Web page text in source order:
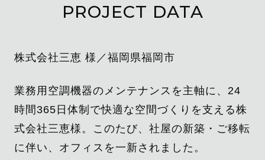
PROJECT DATA
株式会社三恵 様／福岡県福岡市
業務用空調機器のメンテナンスを主軸に、24
時間365日体制で快適な空間づくりを支える株
式会社三恵様。このたび、社屋の新築・ご移転
に伴い、オフィスを一新されました。